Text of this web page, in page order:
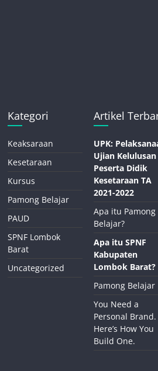
Kategori
Keaksaraan
Kesetaraan
Kursus
Pamong Belajar
PAUD
SPNF Lombok
Barat
Uncategorized
Artikel
UPK:
Ujian Kelulusan
Peserta Didik
Kesetaraan TA
2021-2022
Apa itu Pamong
Belajar?
Apa itu SPNF
Kabupaten
Lombok Barat?
Pamong Belajar
You Need a
Personal Brand.
Here’s How You
Build One.